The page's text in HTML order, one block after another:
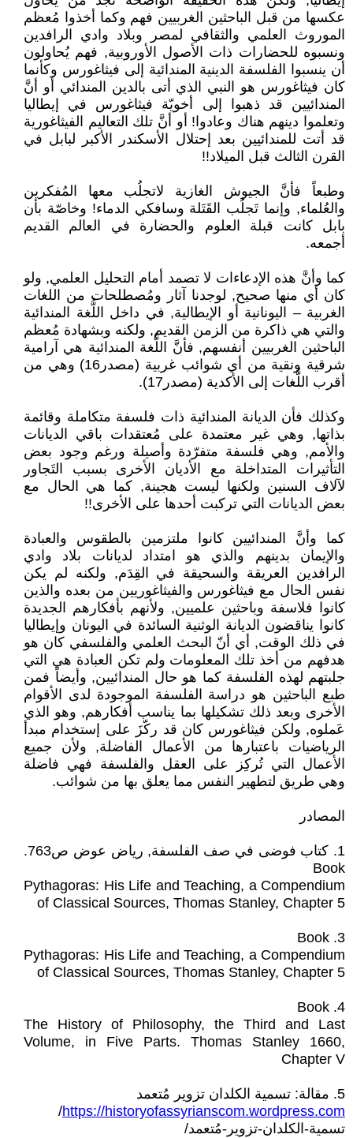
عكسها من قبل الباحثين الغربيين فهم وكما أخذوا مُعظم
الموروث العلمي والثقافي لمصر وبلاد وادي الرافدين
ونسبوه للحضارات ذات الأصول الأوروبية, فهم يُحاولون
أن ينسبوا الفلسفة الدينية المندائية إلى فيثاغورس وكأنما
كان فيثاغورس هو النبي الذي أتى بالدين المندائي أو أنَّ
المندائيين قد ذهبوا إلى أخويّة فيثاغورس في إيطاليا
وتعلموا دينهم هناك وعادوا! أو أنَّ تلك التعاليم الفيثاغورية
قد أتت للمندائيين بعد إحتلال الأسكندر الأكبر لبابل في
القرن الثالث قبل الميلاد!!
وطبعاً فأنَّ الجيوش الغازية لاتجلُب معها المُفكرين
والعُلماء, وإنما تَجلُب القَتَلة وسافكي الدماء! وخاصّة بأن
بابل كانت قبلة العلوم والحضارة في العالم القديم
أجمعه.
كما وأنَّ هذه الإدعاءات لا تصمد أمام التحليل العلمي, ولو
كان أي منها صحيح, لوجدنا آثار ومُصطلحات من اللغات
الغربية – اليونانية أو الإيطالية, في داخل اللُّغة المندائية
والتي هي ذاكرة من الزمن القديم, ولكنه وبشهادة مُعظم
الباحثين الغربيين أنفسهم, فأنَّ اللُّغة المندائية هي آرامية
شرقية ونقية من أي شوائب غربية (مصدر16) وهي من
أقرب اللُّغات إلى الأكدية (مصدر17).
وكذلك فأن الديانة المندائية ذات فلسفة متكاملة وقائمة
بذاتها, وهي غير معتمدة على مُعتقدات باقي الديانات
والأمم, وهي فلسفة متفرّدة وأصيلة ورغم وجود بعض
التأثيرات المتداخلة مع الأديان الأخرى بسبب التَجاور
لآلاف السنين ولكنها ليست هجينة, كما هي الحال مع
بعض الديانات التي تركبت أحدها على الأخرى!!
كما وأنَّ المندائيين كانوا ملتزمين بالطقوس والعبادة
والإيمان بدينهم والذي هو امتداد لديانات بلاد وادي
الرافدين العريقة والسحيقة في القِدَم, ولكنه لم يكن
نفس الحال مع فيثاغورس والفيثاغوريين من بعده والذين
كانوا فلاسفة وباحثين علميين, ولأنهم بأفكارهم الجديدة
كانوا يناقضون الديانة الوثنية السائدة في اليونان وإيطاليا
في ذلك الوقت, أي أنّ البحث العلمي والفلسفي كان هو
هدفهم من أخذ تلك المعلومات ولم تكن العبادة هي التي
جلبتهم لهذه الفلسفة كما هو حال المندائيين, وأيضاً فمن
طبع الباحثين هو دراسة الفلسفة الموجودة لدى الأقوام
الأخرى وبعد ذلك تشكيلها بما يناسب أفكارهم, وهو الذي
عَملوه, ولكن فيثاغورس كان قد ركّزَ على إستخدام مبدأ
الرياضيات باعتبارها من الأعمال الفاضلة, ولأن جميع
الأعمال التي تُركِز على العقل والفلسفة فهي فاضلة
وهي طريق لتطهير النفس مما يعلق بها من شوائب.
المصادر
1. كتاب فوضى في صف الفلسفة, رياض عوض ص763.
Book
Pythagoras: His Life and Teaching, a Compendium
of Classical Sources, Thomas Stanley, Chapter 5
3. Book
Pythagoras: His Life and Teaching, a Compendium
of Classical Sources, Thomas Stanley, Chapter 5
4. Book
The History of Philosophy, the Third and Last
Volume, in Five Parts. Thomas Stanley 1660,
Chapter V
5. مقالة: تسمية الكلدان تزوير مُتعمد
https://historyofassyrianscom.wordpress.com
/
تسمية-الكلدان-تزوير-مُتعمد/